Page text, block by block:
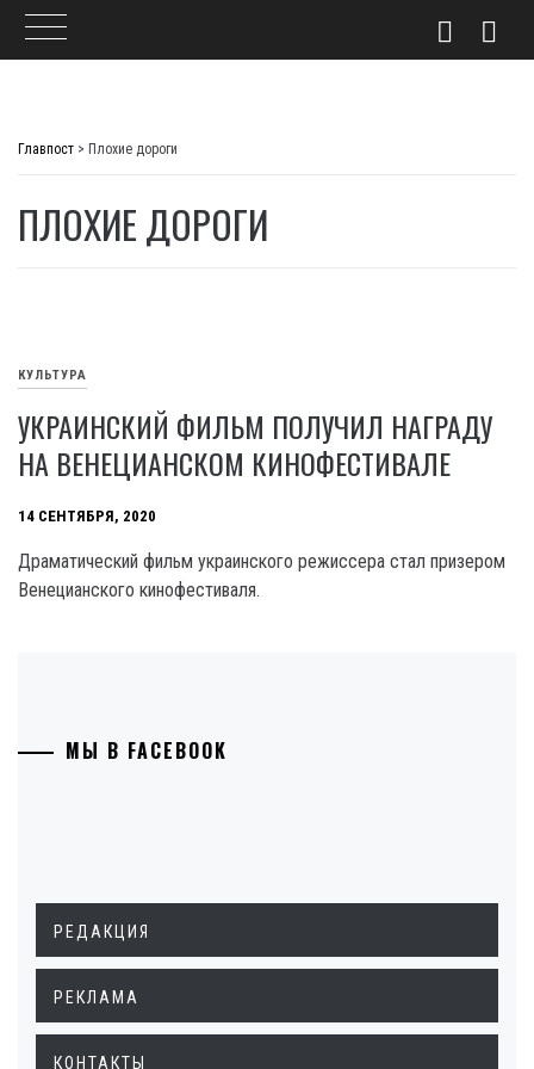
Главпост > Плохие дороги
ПЛОХИЕ ДОРОГИ
КУЛЬТУРА
УКРАИНСКИЙ ФИЛЬМ ПОЛУЧИЛ НАГРАДУ
НА ВЕНЕЦИАНСКОМ КИНОФЕСТИВАЛЕ
14 СЕНТЯБРЯ, 2020
Драматический фильм украинского режиссера стал призером
Венецианского кинофестиваля.
МЫ В FACEBOOK
РЕДАКЦИЯ
РЕКЛАМА
КОНТАКТЫ